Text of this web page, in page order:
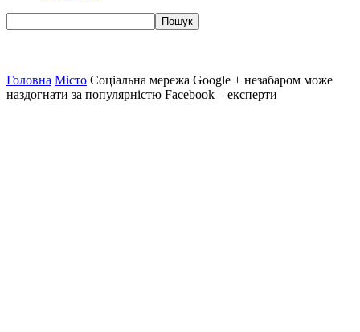
Головна Місто Соціальна мережа Google + незабаром може
наздогнати за популярністю Facebook – експерти